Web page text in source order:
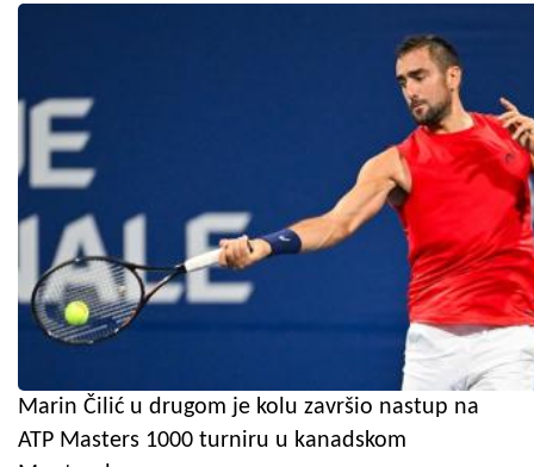
Marin Čilić u drugom je kolu završio nastup na
ATP Masters 1000 turniru u kanadskom